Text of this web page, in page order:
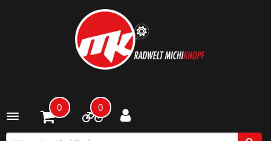
Toggle navigation
0 0